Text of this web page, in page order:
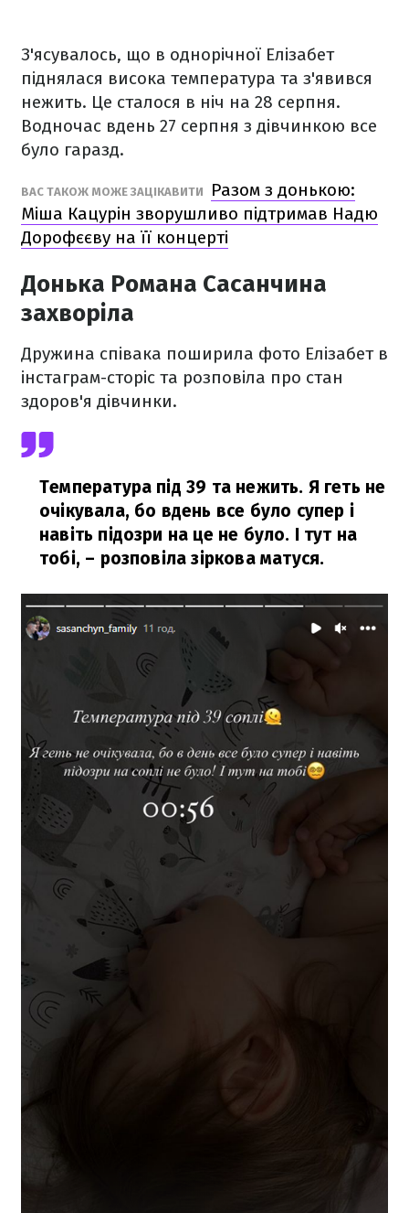
З'ясувалось, що в однорічної Елізабет
піднялася висока температура та з'явився
нежить. Це сталося в ніч на 28 серпня.
Водночас вдень 27 серпня з дівчинкою все
було гаразд.
ВАС ТАКОЖ МОЖЕ ЗАЦІКАВИТИ
Разом з донькою:
Міша Кацурін зворушливо підтримав Надю
Дорофєєву на її концерті
Донька Романа Сасанчина
захворіла
Дружина співака поширила фото Елізабет в
інстаграм-сторіс та розповіла про стан
здоров'я дівчинки.
Температура під 39 та нежить. Я геть не
очікувала, бо вдень все було супер і
навіть підозри на це не було. І тут на
тобі, – розповіла зіркова матуся.